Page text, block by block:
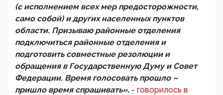
(с исполнением всех мер предосторожности,
само собой) и других населенных пунктов
области. Призываю районные отделения
подключиться районные отделения и
подготовить совместные резолюции и
обращения в Государственную Думу и Совет
Федерации. Время голосовать прошло –
пришло время спрашивать», - говорилось в